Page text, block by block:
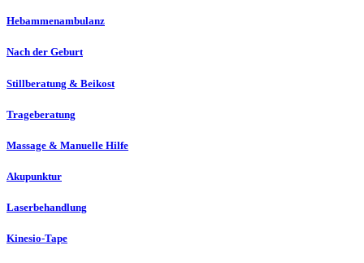
Hebammenambulanz
Nach der Geburt
Stillberatung & Beikost
Trageberatung
Massage & Manuelle Hilfe
Akupunktur
Laserbehandlung
Kinesio-Tape